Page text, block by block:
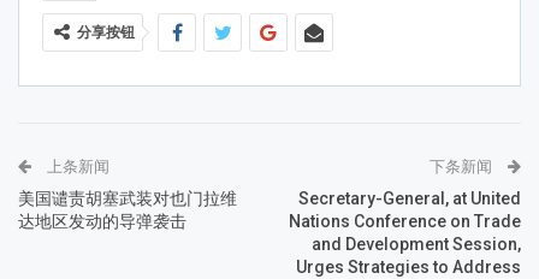
分享按钮
上条新闻
美国谴责胡塞武装对也门拉维
达地区发动的导弹袭击
下条新闻
Secretary-General, at United
Nations Conference on Trade
and Development Session,
Urges Strategies to Address